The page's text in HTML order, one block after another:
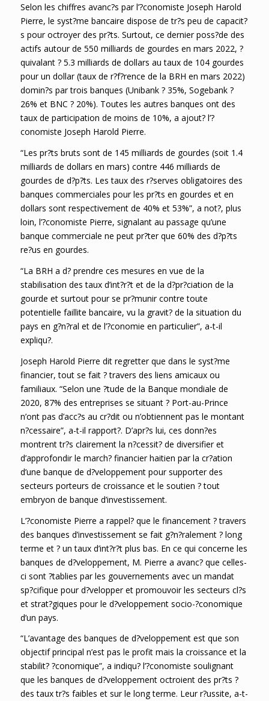
Selon les chiffres avanc?s par l’?conomiste Joseph Harold
Pierre, le syst?me bancaire dispose de tr?s peu de capacit?
s pour octroyer des pr?ts. Surtout, ce dernier poss?de des
actifs autour de 550 milliards de gourdes en mars 2022, ?
quivalant ? 5.3 milliards de dollars au taux de 104 gourdes
pour un dollar (taux de r?f?rence de la BRH en mars 2022)
domin?s par trois banques (Unibank ? 35%, Sogebank ?
26% et BNC ? 20%). Toutes les autres banques ont des
taux de participation de moins de 10%, a ajout? l’?
conomiste Joseph Harold Pierre.
“Les pr?ts bruts sont de 145 milliards de gourdes (soit 1.4
milliards de dollars en mars) contre 446 milliards de
gourdes de d?p?ts. Les taux des r?serves obligatoires des
banques commerciales pour les pr?ts en gourdes et en
dollars sont respectivement de 40% et 53%”, a not?, plus
loin, l’?conomiste Pierre, signalant au passage qu’une
banque commerciale ne peut pr?ter que 60% des d?p?ts
re?us en gourdes.
“La BRH a d? prendre ces mesures en vue de la
stabilisation des taux d’int?r?t et de la d?pr?ciation de la
gourde et surtout pour se pr?munir contre toute
potentielle faillite bancaire, vu la gravit? de la situation du
pays en g?n?ral et de l’?conomie en particulier”, a-t-il
expliqu?.
Joseph Harold Pierre dit regretter que dans le syst?me
financier, tout se fait ? travers des liens amicaux ou
familiaux. “Selon une ?tude de la Banque mondiale de
2020, 87% des entreprises se situant ? Port-au-Prince
n’ont pas d’acc?s au cr?dit ou n’obtiennent pas le montant
n?cessaire”, a-t-il rapport?. D’apr?s lui, ces donn?es
montrent tr?s clairement la n?cessit? de diversifier et
d’approfondir le march? financier haitien par la cr?ation
d’une banque de d?veloppement pour supporter des
secteurs porteurs de croissance et le soutien ? tout
embryon de banque d’investissement.
L’?conomiste Pierre a rappel? que le financement ? travers
des banques d’investissement se fait g?n?ralement ? long
terme et ? un taux d’int?r?t plus bas. En ce qui concerne les
banques de d?veloppement, M. Pierre a avanc? que celles-
ci sont ?tablies par les gouvernements avec un mandat
sp?cifique pour d?velopper et promouvoir les secteurs cl?s
et strat?giques pour le d?veloppement socio-?conomique
d’un pays.
“L’avantage des banques de d?veloppement est que son
objectif principal n’est pas le profit mais la croissance et la
stabilit? ?conomique”, a indiqu? l’?conomiste soulignant
que les banques de d?veloppement octroient des pr?ts ?
des taux tr?s faibles et sur le long terme. Leur r?ussite, a-t-